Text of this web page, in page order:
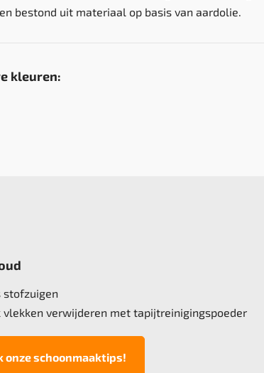
bestond uit materiaal op basis van aardolie.
kleuren:
stofzuigen
vlekken verwijderen met tapijtreinigingspoeder
onze schoonmaaktips!